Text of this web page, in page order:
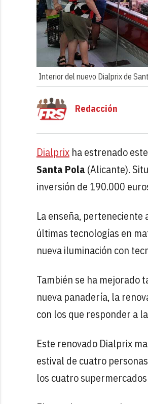
Interior del nuevo Dialprix de
Redacción
Dialprix ha estrenado
Santa Pola (Alicante).
inversión de 190.000
La enseña, perteneciente
últimas tecnologías en
nueva iluminación con
También se ha mejorado
nueva panadería, la
con los que responder a
Este renovado Dialprix
estival de cuatro
los cuatro